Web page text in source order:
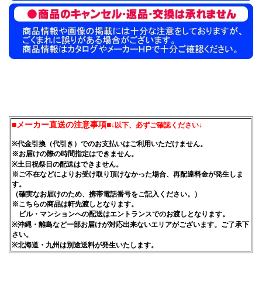
■メーカー直送の注意事項■↓以下、必ずご確認ください↓
※代金引換（代引き）でのお支払いはご利用いただけません。
※お届けの際の時間指定はできません。
※土日祝祭日の配送はできません。
※ご不在などによりお受け取り頂けなかった場合、再配達料金が発生しま
す。
（確実なお届けのため、携帯電話番号をご記入ください。）
※こちらの商品は軒先渡しとなります。
ビル・マンションへの配送はエントランスでのお渡しとなります。
※沖縄・離島など一部お届けが対応出来ないエリアがございます。ご了承下
さい。
※北海道・九州は別途送料が発生いたします。